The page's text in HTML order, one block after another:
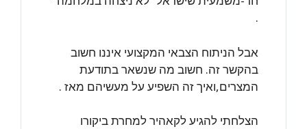
.
אבל הניתוח הצבאי המקצועי איננו חשוב
בהקשר זה. חשוב מה שנשאר בתודעת
המצרים,ואיך זה השפיע על מעשיהם מאז .
הצלחתי להגיע לקאהיר למחרת ביקורו